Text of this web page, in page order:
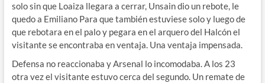
solo sin que Loaiza llegara a cerrar, Unsain dio un rebote, le
quedo a Emiliano Para que también estuviese solo y luego de
que rebotara en el palo y pegara en el arquero del Halcón el
visitante se encontraba en ventaja. Una ventaja impensada.
Defensa no reaccionaba y Arsenal lo incomodaba. A los 23
otra vez el visitante estuvo cerca del segundo. Un remate de